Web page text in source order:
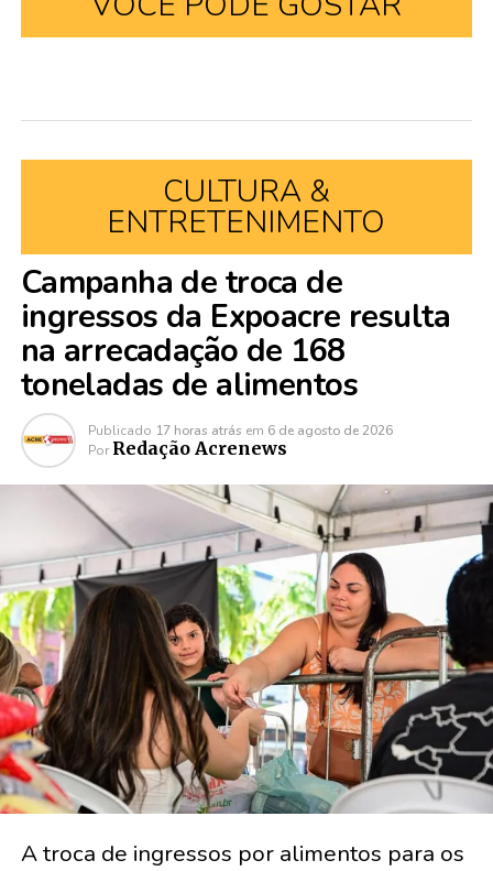
CULTURA &
ENTRETENIMENTO
Campanha de troca de
ingressos da Expoacre resulta
na arrecadação de 168
toneladas de alimentos
Publicado 17 horas atrás em 6 de agosto de 2026
Por Redação Acrenews
A troca de ingressos por alimentos para os